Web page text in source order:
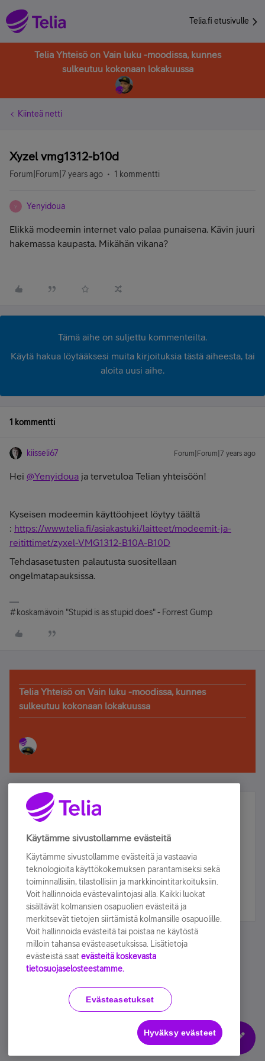
Telia.fi etusivulle
Telia Yhteisö on Vain luku -moodissa, kunnes
sulkeutuu kokonaan lokakuussa
Kiinteä netti
Xyzel vmg1312-b10d
Forum|Forum|7 years ago 1 kommentti
Y Yenyidoua
Elikkä modeemin internet valo palaa punaisena. Kävin juuri
hakemassa kaupasta. Mikähän vikana?
Tämä aihe on suljettu kommenteilta.
Käytä hakua löytääksesi muita kirjoituksia tästä aiheesta, tai
aloita uusi aihe.
1 kommentti
kiisseli67 Forum|Forum|7 years ago
Hei @Yenyidoua ja tervetuloa Telian yhteisöön!
Kyseisen modeemin käyttöohjeet löytyy täältä
: https://www.telia.fi/asiakastuki/laitteet/modeemit-ja-
reitittimet/zyxel-VMG1312-B10A-B10D
Tehdasasetusten palautusta suositellaan
ongelmatapauksissa.
#koskamävoin "Stupid is as stupid does" - Forrest Gump
Telia Yhteisö on Vain luku -moodissa, kunnes
sulkeutuu kokonaan lokakuussa
Älä jää paitsi – osallistu ja voita!
Tilaa Telian uutiskirje ja olet mukana arvonnassa.
sähköpostiisi.
Tilaa nyt
Käyttöehdot Accessibility statement
Evästeasetukset
Käytämme sivustollamme evästeitä
Käytämme sivustollamme evästeitä ja vastaavia
teknologioita käyttökokemuksen parantamiseksi sekä
toiminnallisiin, tilastollisiin ja markkinointitarkoituksiin.
Voit hallinnoida evästevalintojasi alla. Kaikki luokat
sisältävät kolmansien osapuolien evästeitä ja
merkitsevät tietojen siirtämistä kolmansille osapuolille.
Voit hallinnoida evästeitä tai poistaa ne käytöstä
milloin tahansa evästeasetuksissa. Lisätietoja
evästeistä saat evästeitä koskevasta
tietosuojaselosteestamme.
Evästeasetukset
Hyväksy evästeet